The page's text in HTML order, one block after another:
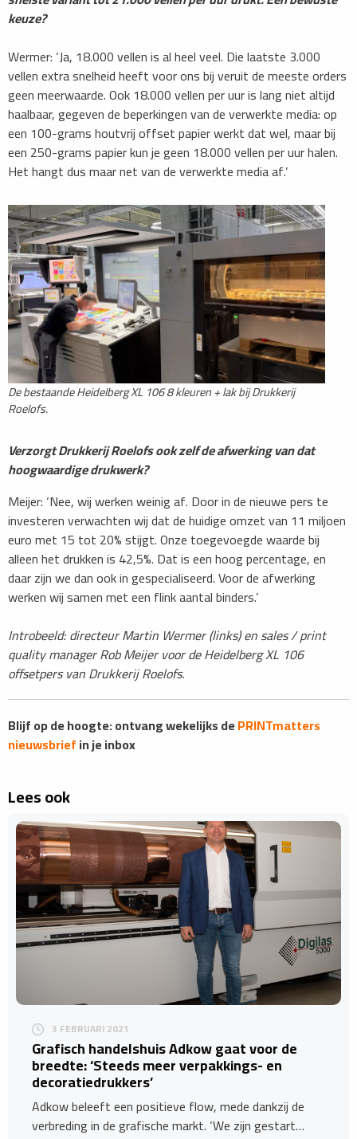
keuze?
Wermer: ‘Ja, 18.000 vellen is al heel veel. Die laatste 3.000
vellen extra snelheid heeft voor ons bij veruit de meeste orders
geen meerwaarde. Ook 18.000 vellen per uur is lang niet altijd
haalbaar, gegeven de beperkingen van de verwerkte media: op
een 100-grams houtvrij offset papier werkt dat wel, maar bij
een 250-grams papier kun je geen 18.000 vellen per uur halen.
Het hangt dus maar net van de verwerkte media af.’
De bestaande Heidelberg XL 106 8 kleuren + lak bij Drukkerij
Roelofs.
Verzorgt Drukkerij Roelofs ook zelf de afwerking van dat
hoogwaardige drukwerk?
Meijer: ‘Nee, wij werken weinig af. Door in de nieuwe pers te
investeren verwachten wij dat de huidige omzet van 11 miljoen
euro met 15 tot 20% stijgt. Onze toegevoegde waarde bij
alleen het drukken is 42,5%. Dat is een hoog percentage, en
daar zijn we dan ook in gespecialiseerd. Voor de afwerking
werken wij samen met een flink aantal binders.’
Introbeeld: directeur Martin Wermer (links) en sales / print
quality manager Rob Meijer voor de Heidelberg XL 106
offsetpers van Drukkerij Roelofs.
Blijf op de hoogte: ontvang wekelijks dePRINTmatters
nieuwsbriefin je inbox
Lees ook
3 FEBRUARI 2021
Grafisch handelshuis Adkow gaat voor de
breedte: ‘Steeds meer verpakkings- en
decoratiedrukkers’
Adkow beleeft een positieve flow, mede dankzij de
verbreding in de grafische markt. ‘We zijn gestart…